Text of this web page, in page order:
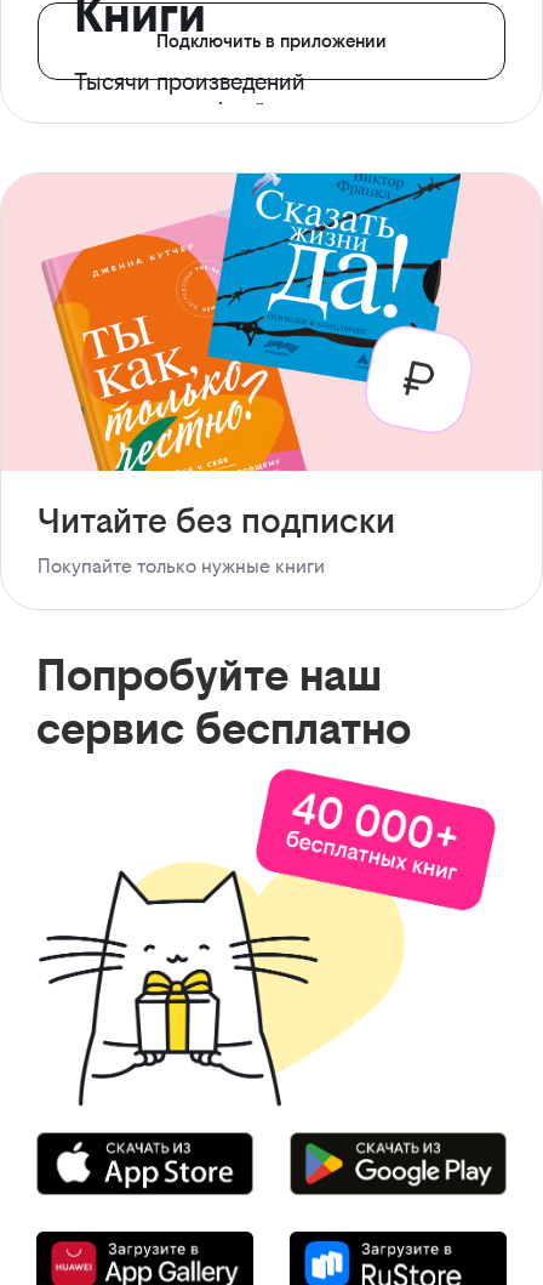
Книги
Тысячи произведений
с доступом офлайн
Подключить в приложении
Читайте без подписки
Покупайте только нужные книги
Попробуйте наш
сервис бесплатно